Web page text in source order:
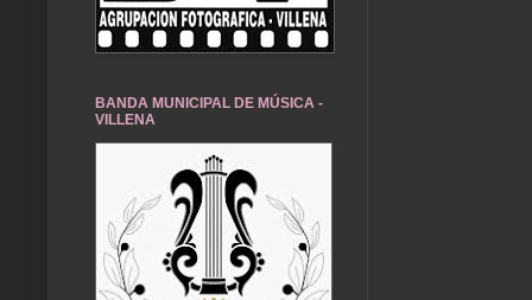
BANDA MUNICIPAL DE MÚSICA -
VILLENA